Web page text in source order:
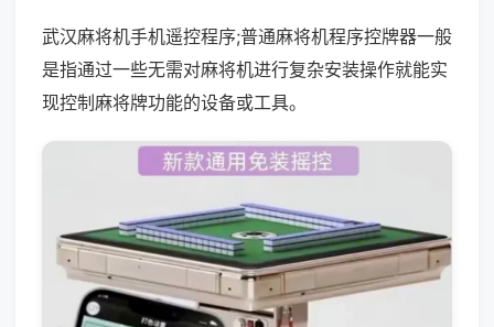
武汉麻将机手机遥控程序;普通麻将机程序控牌器一般
是指通过一些无需对麻将机进行复杂安装操作就能实
现控制麻将牌功能的设备或工具。